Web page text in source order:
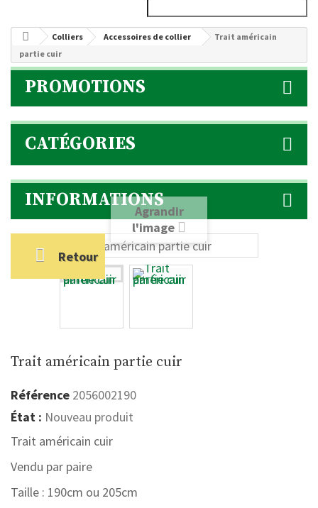
Colliers Accessoires de collier
Trait américain
partie cuir
PROMOTIONS
CATÉGORIES
INFORMATIONS
Retour
Agrandir
l'image
Trait américain partie cuir
Référence 2056002190
État : Nouveau produit
Trait américain cuir
Vendu par paire
Taille : 190cm ou 205cm